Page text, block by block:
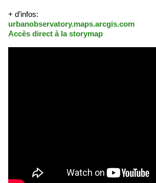
+ d’infos:
urbanobservatory.maps.arcgis.com
Accès direct à la storymap